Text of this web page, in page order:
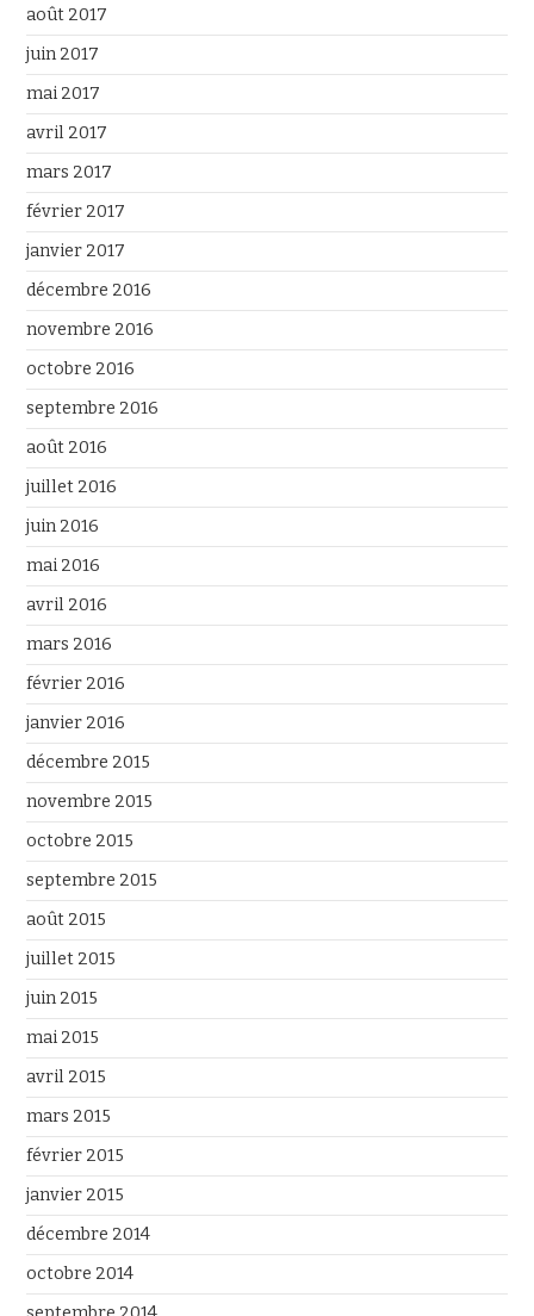
août 2017
juin 2017
mai 2017
avril 2017
mars 2017
février 2017
janvier 2017
décembre 2016
novembre 2016
octobre 2016
septembre 2016
août 2016
juillet 2016
juin 2016
mai 2016
avril 2016
mars 2016
février 2016
janvier 2016
décembre 2015
novembre 2015
octobre 2015
septembre 2015
août 2015
juillet 2015
juin 2015
mai 2015
avril 2015
mars 2015
février 2015
janvier 2015
décembre 2014
octobre 2014